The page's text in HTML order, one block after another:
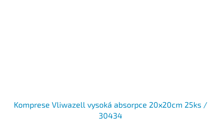
Komprese Vliwazell vysoká absorpce 20x20cm 25ks /
30434